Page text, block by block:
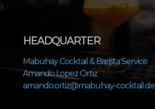
HEADQUARTER
Mabuhay Cocktail & Barista Service
Amando Lopez Ortiz
amando.ortiz@mabuhay-cocktail.de